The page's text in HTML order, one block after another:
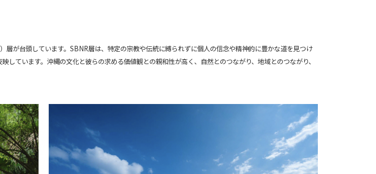
が台頭しています。SBNR層は、特定の宗教や伝統に縛られずに個人の信念や精神的に豊かな道を見つけ
ています。沖縄の文化と彼らの求める価値観との親和性が高く、自然とのつながり、地域とのつながり、